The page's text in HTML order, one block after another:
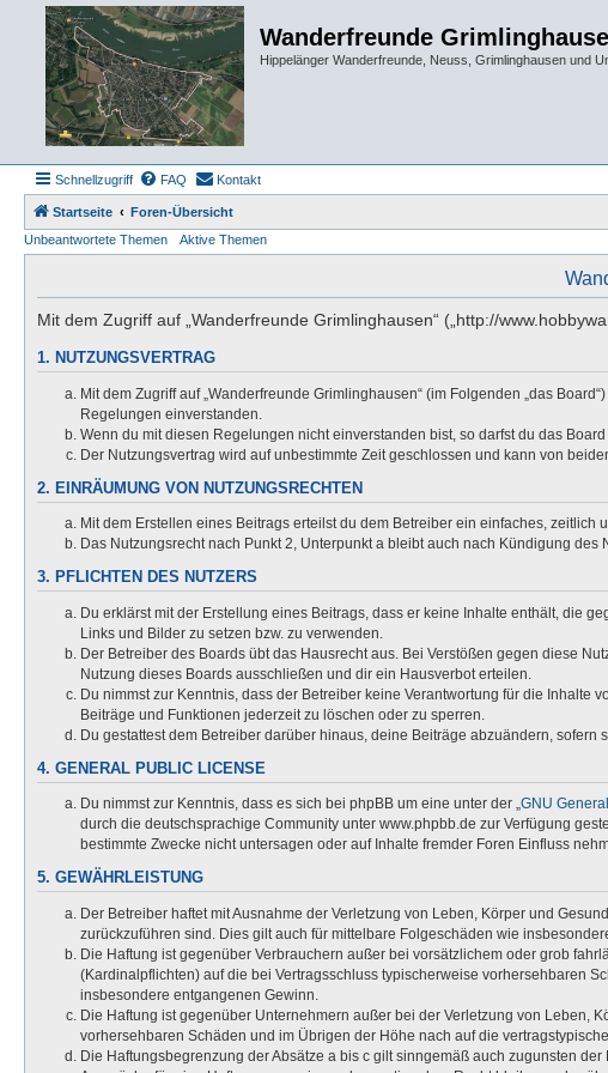
Wanderfreunde
Hippelänger Wanderfreunde, Neuss, Grimlinghausen und
Schnellzugriff FAQ Kontakt
Startseite
Foren-Übersicht
Unbeantwortete Themen
Aktive Themen
Mit dem Zugriff auf „Wanderfreunde Grimlinghausen“ („http://
1. NUTZUNGSVERTRAG
Mit dem Zugriff auf „Wanderfreunde Grimlinghausen“ (im Folgenden „das
Regelungen einverstanden.
Wenn du mit diesen Regelungen nicht einverstanden bist, so darfst du das
Der Nutzungsvertrag wird auf unbestimmte Zeit geschlossen und kann von
2. EINRÄUMUNG VON NUTZUNGSRECHTEN
Mit dem Erstellen eines Beitrags erteilst du dem Betreiber ein einfaches,
Das Nutzungsrecht nach Punkt 2, Unterpunkt a bleibt auch nach Kündigung des
3. PFLICHTEN DES NUTZERS
Du erklärst mit der Erstellung eines Beitrags, dass er keine Inhalte enthält, die
Links und Bilder zu setzen bzw. zu verwenden.
Der Betreiber des Boards übt das Hausrecht aus. Bei Verstößen gegen diese
Nutzung dieses Boards ausschließen und dir ein Hausverbot erteilen.
Du nimmst zur Kenntnis, dass der Betreiber keine Verantwortung für die Inhalte
Beiträge und Funktionen jederzeit zu löschen oder zu sperren.
Du gestattest dem Betreiber darüber hinaus, deine Beiträge abzuändern,
4. GENERAL PUBLIC LICENSE
Du nimmst zur Kenntnis, dass es sich bei phpBB um eine unter der „GNU
durch die deutschsprachige Community unter www.phpbb.de zur Verfügung
bestimmte Zwecke nicht untersagen oder auf Inhalte fremder Foren Einfluss
5. GEWÄHRLEISTUNG
Der Betreiber haftet mit Ausnahme der Verletzung von Leben, Körper und
zurückzuführen sind. Dies gilt auch für mittelbare Folgeschäden wie
Die Haftung ist gegenüber Verbrauchern außer bei vorsätzlichem oder grob
(Kardinalpflichten) auf die bei Vertragsschluss typischerweise vorhersehbaren
insbesondere entgangenen Gewinn.
Die Haftung ist gegenüber Unternehmern außer bei der Verletzung von Leben,
vorhersehbaren Schäden und im Übrigen der Höhe nach auf die
Die Haftungsbegrenzung der Absätze a bis c gilt sinngemäß auch zugunsten